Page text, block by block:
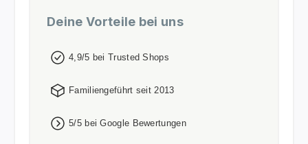
Deine Vorteile bei uns
4,9/5 bei Trusted Shops
Familiengeführt seit 2013
5/5 bei Google Bewertungen